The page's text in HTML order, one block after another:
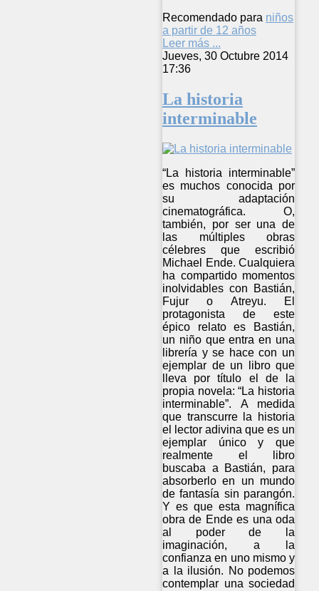
Recomendado para niños
a partir de 12 años
Leer más ...
Jueves, 30 Octubre 2014
17:36
La historia
interminable
“La historia interminable”
es muchos conocida por
su adaptación
cinematográfica. O,
también, por ser una de
las múltiples obras
célebres que escribió
Michael Ende. Cualquiera
ha compartido momentos
inolvidables con Bastián,
Fujur o Atreyu. El
protagonista de este
épico relato es Bastián,
un niño que entra en una
librería y se hace con un
ejemplar de un libro que
lleva por título el de la
propia novela: “La historia
interminable”. A medida
que transcurre la historia
el lector adivina que es un
ejemplar único y que
realmente el libro
buscaba a Bastián, para
absorberlo en un mundo
de fantasía sin parangón.
Y es que esta magnífica
obra de Ende es una oda
al poder de la
imaginación, a la
confianza en uno mismo y
a la ilusión. No podemos
contemplar una sociedad